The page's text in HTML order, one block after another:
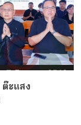
ะแสง